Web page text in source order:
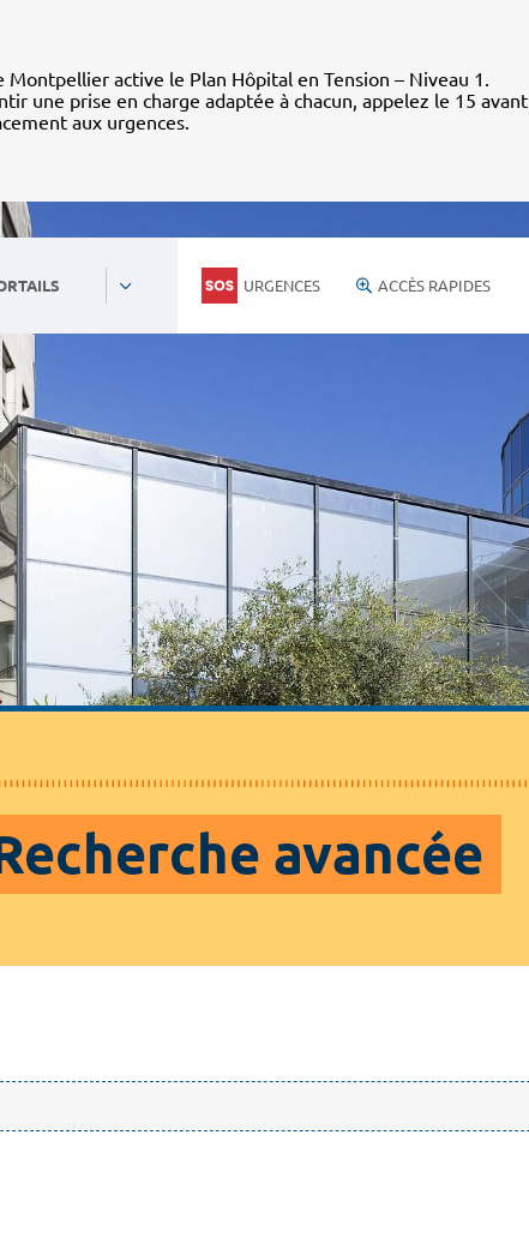
Montpellier active le Plan Hôpital en Tension – Niveau 1.
une prise en charge adaptée à chacun, appelez le 15 avant
aux urgences.
URGENCES ACCÈS RAPIDES
avancée